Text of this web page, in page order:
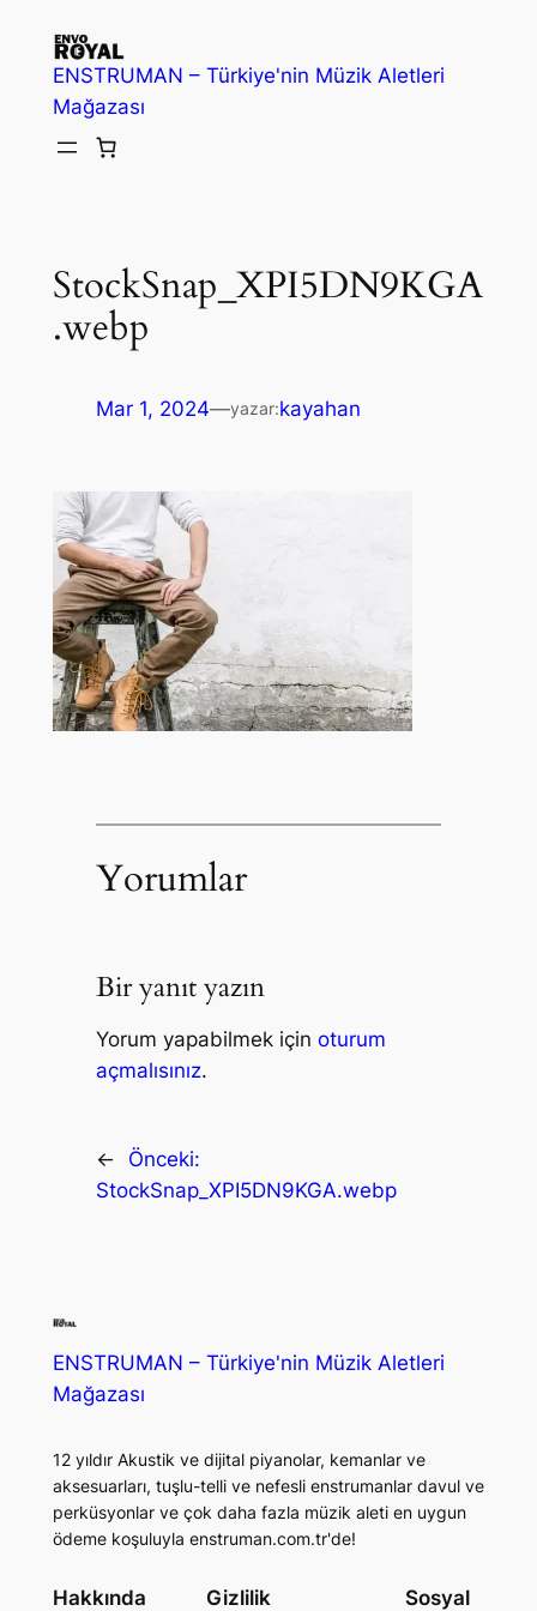
ENSTRUMAN – Türkiye'nin Müzik Aletleri
Mağazası
StockSnap_XPI5DN9KGA
.webp
Mar 1, 2024—yazar:kayahan
Yorumlar
Bir yanıt yazın
Yorum yapabilmek için oturum
açmalısınız.
←
Önceki:
StockSnap_XPI5DN9KGA.webp
ENSTRUMAN – Türkiye'nin Müzik Aletleri
Mağazası
12 yıldır Akustik ve dijital piyanolar, kemanlar ve
aksesuarları, tuşlu-telli ve nefesli enstrumanlar davul ve
perküsyonlar ve çok daha fazla müzik aleti en uygun
ödeme koşuluyla enstruman.com.tr'de!
Hakkında Gizlilik Sosyal